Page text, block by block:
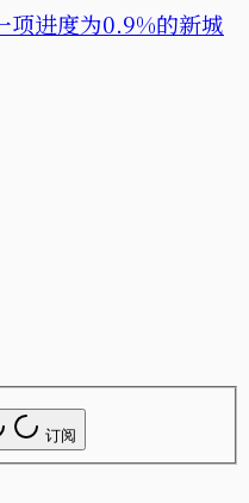
进度为0.9%的新城
订阅